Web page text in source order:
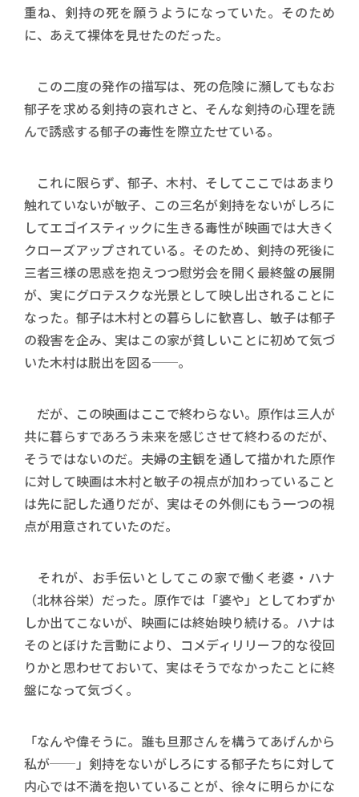
重ね、剣持の死を願うようになっていた。そのため
に、あえて裸体を見せたのだった。
この二度の発作の描写は、死の危険に瀕してもなお
郁子を求める剣持の哀れさと、そんな剣持の心理を読
んで誘惑する郁子の毒性を際立たせている。
これに限らず、郁子、木村、そしてここではあまり
触れていないが敏子、この三名が剣持をないがしろに
してエゴイスティックに生きる毒性が映画では大きく
クローズアップされている。そのため、剣持の死後に
三者三様の思惑を抱えつつ慰労会を開く最終盤の展開
が、実にグロテスクな光景として映し出されることに
なった。郁子は木村との暮らしに歓喜し、敏子は郁子
の殺害を企み、実はこの家が貧しいことに初めて気づ
いた木村は脱出を図る──。
だが、この映画はここで終わらない。原作は三人が
共に暮らすであろう未来を感じさせて終わるのだが、
そうではないのだ。夫婦の主観を通して描かれた原作
に対して映画は木村と敏子の視点が加わっていること
は先に記した通りだが、実はその外側にもう一つの視
点が用意されていたのだ。
それが、お手伝いとしてこの家で働く老婆・ハナ
（北林谷栄）だった。原作では「婆や」としてわずか
しか出てこないが、映画には終始映り続ける。ハナは
そのとぼけた言動により、コメディリリーフ的な役回
りかと思わせておいて、実はそうでなかったことに終
盤になって気づく。
「なんや偉そうに。誰も旦那さんを構うてあげんから
私が──」剣持をないがしろにする郁子たちに対して
内心では不満を抱いていることが、徐々に明らかにな